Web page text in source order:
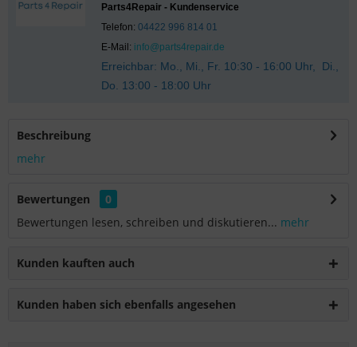
Parts4Repair - Kundenservice
Telefon: 04422 996 814 01
E-Mail: info@parts4repair.de
Erreichbar: Mo., Mi., Fr. 10:30 - 16:00 Uhr, Di.,
Do. 13:00 - 18:00 Uhr
Beschreibung
mehr
Bewertungen
0
Bewertungen lesen, schreiben und diskutieren... mehr
Kunden kauften auch
Kunden haben sich ebenfalls angesehen